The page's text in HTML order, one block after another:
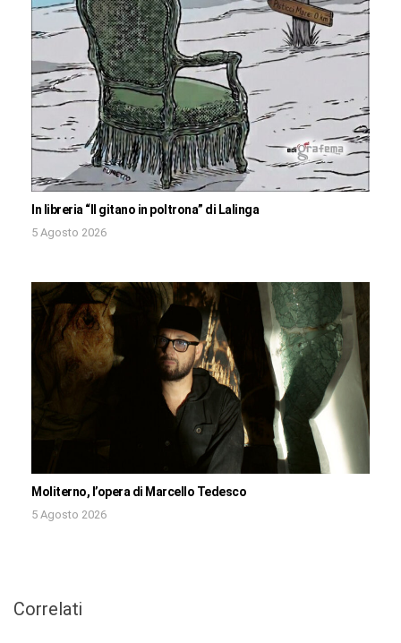
In libreria “Il gitano in poltrona” di Lalinga
5 Agosto 2026
Moliterno, l’opera di Marcello Tedesco
5 Agosto 2026
Correlati